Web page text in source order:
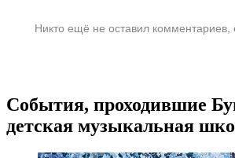
Никто ещё не оставил комментариев,
События, проходившие
детская музыкальная